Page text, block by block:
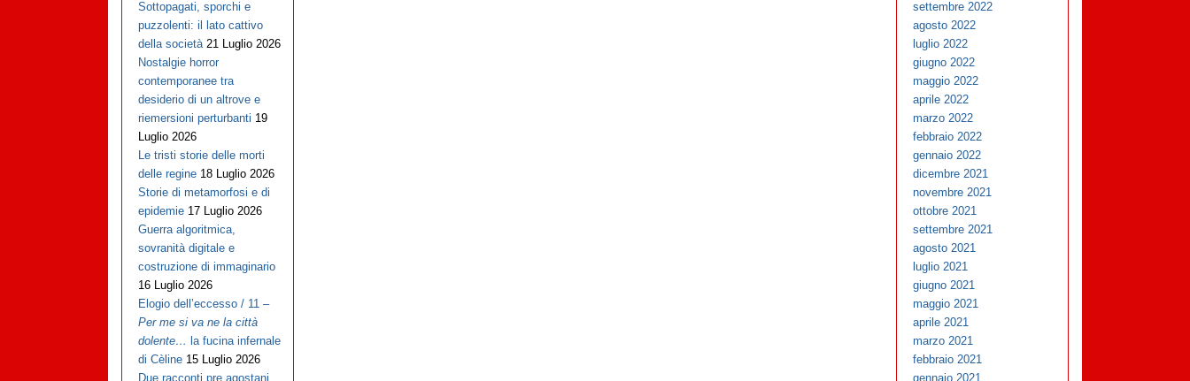
Sottopagati, sporchi e
puzzolenti: il lato cattivo
della società 21 Luglio 2026
Nostalgie horror
contemporanee tra
desiderio di un altrove e
riemersioni perturbanti 19
Luglio 2026
Le tristi storie delle morti
delle regine 18 Luglio 2026
Storie di metamorfosi e di
epidemie 17 Luglio 2026
Guerra algoritmica,
sovranità digitale e
costruzione di immaginario
16 Luglio 2026
Elogio dell’eccesso / 11 –
Per me si va ne la città
dolente… la fucina infernale
di Cèline 15 Luglio 2026
Due racconti pre agostani
settembre 2022
agosto 2022
luglio 2022
giugno 2022
maggio 2022
aprile 2022
marzo 2022
febbraio 2022
gennaio 2022
dicembre 2021
novembre 2021
ottobre 2021
settembre 2021
agosto 2021
luglio 2021
giugno 2021
maggio 2021
aprile 2021
marzo 2021
febbraio 2021
gennaio 2021